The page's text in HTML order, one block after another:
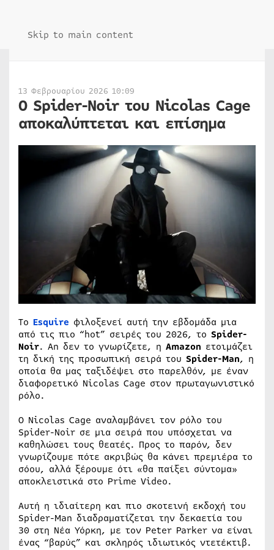
Skip to main content
13 Φεβρουαρίου 2026 10:09
Ο Spider-Noir του Nicolas Cage
αποκαλύπτεται και επίσημα
To Esquire φιλοξενεί αυτή την εβδομάδα μια
από τις πιο “hot” σειρές του 2026, το Spider-
Noir. Αn δεν το γνωρίζετε, η Amazon ετοιμάζει
τη δική της προσωπική σειρά του Spider-Man, η
οποία θα μας ταξιδέψει στο παρελθόν, με έναν
διαφορετικό Nicolas Cage στον πρωταγωνιστικό
ρόλο.
Ο Nicolas Cage αναλαμβάνει τον ρόλο του
Spider-Noir σε μια σειρά που υπόσχεται να
καθηλώσει τους θεατές. Προς το παρόν, δεν
γνωρίζουμε πότε ακριβώς θα κάνει πρεμιέρα το
σόου, αλλά ξέρουμε ότι «θα παίξει σύντομα»
αποκλειστικά στο Prime Video.
Αυτή η ιδιαίτερη και πιο σκοτεινή εκδοχή του
Spider-Man διαδραματίζεται την δεκαετία του
30 στη Νέα Υόρκη, με τον Peter Parker να είναι
ένας “βαρύς” και σκληρός ιδιωτικός ντετέκτιβ.